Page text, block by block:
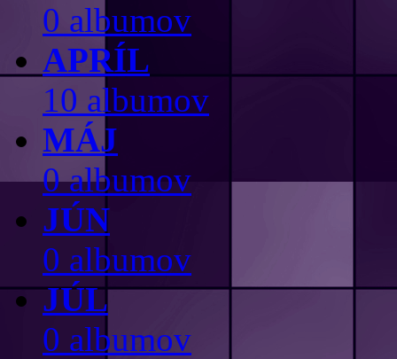
0 albumov
APRÍL
10 albumov
MÁJ
0 albumov
JÚN
0 albumov
JÚL
0 albumov